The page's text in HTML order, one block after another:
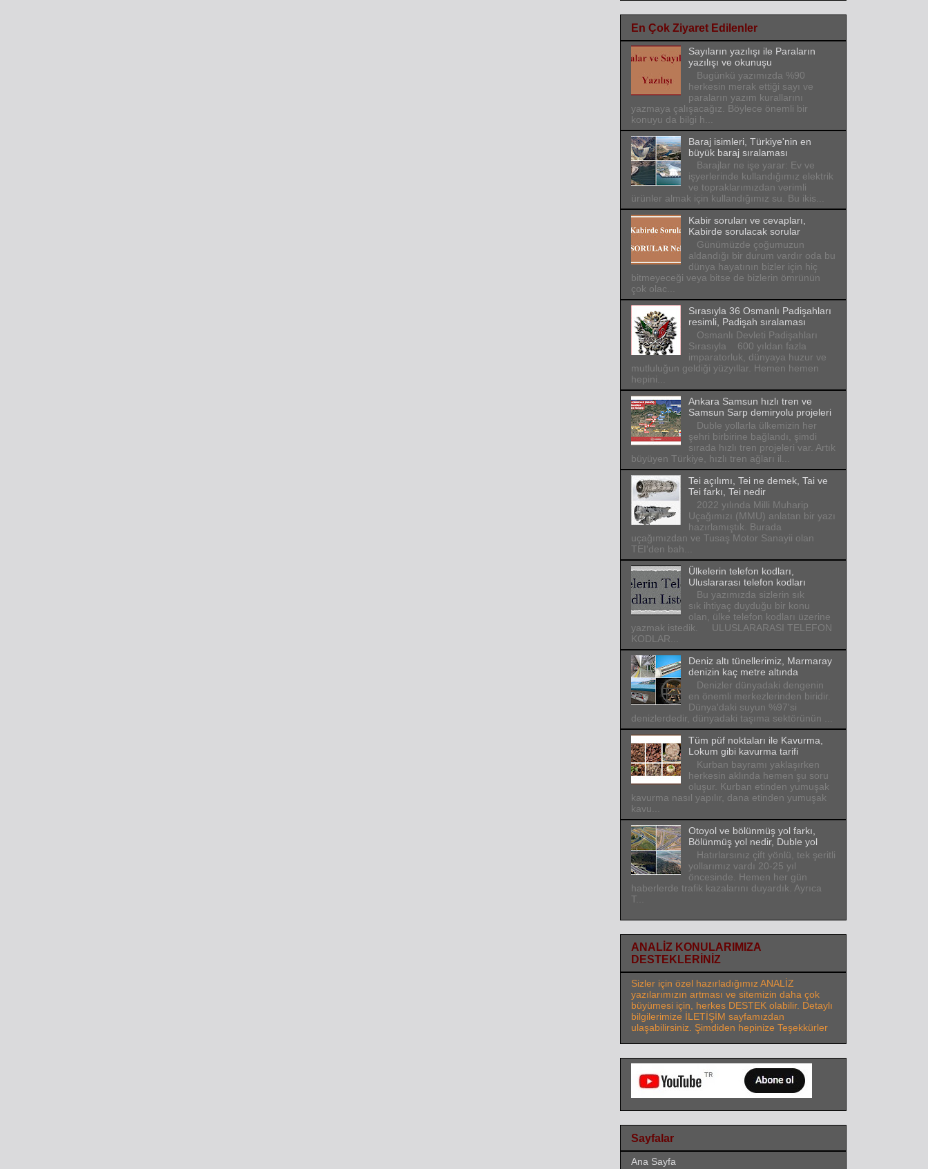
En Çok Ziyaret Edilenler
Sayıların yazılışı ile Paraların
yazılışı ve okunuşu
Bugünkü yazımızda %90
herkesin merak ettiği sayı ve
paraların yazım kurallarını
yazmaya çalışacağız. Böylece önemli bir
konuyu da bilgi h...
Baraj isimleri, Türkiye'nin en
büyük baraj sıralaması
Barajlar ne işe yarar: Ev ve
işyerlerinde kullandığımız elektrik
ve topraklarımızdan verimli
ürünler almak için kullandığımız su. Bu ikis...
Kabir soruları ve cevapları,
Kabirde sorulacak sorular
Günümüzde çoğumuzun
aldandığı bir durum vardır oda bu
dünya hayatının bizler için hiç
bitmeyeceği veya bitse de bizlerin ömrünün
çok olac...
Sırasıyla 36 Osmanlı Padişahları
resimli, Padişah sıralaması
Osmanlı Devleti Padişahları
Sırasıyla 600 yıldan fazla
imparatorluk, dünyaya huzur ve
mutluluğun geldiği yüzyıllar. Hemen hemen
hepini...
Ankara Samsun hızlı tren ve
Samsun Sarp demiryolu projeleri
Duble yollarla ülkemizin her
şehri birbirine bağlandı, şimdi
sırada hızlı tren projeleri var. Artık
büyüyen Türkiye, hızlı tren ağları il...
Tei açılımı, Tei ne demek, Tai ve
Tei farkı, Tei nedir
2022 yılında Milli Muharip
Uçağımızı (MMU) anlatan bir yazı
hazırlamıştık. Burada
uçağımızdan ve Tusaş Motor Sanayii olan
TEI'den bah...
Ülkelerin telefon kodları,
Uluslararası telefon kodları
Bu yazımızda sizlerin sık
sık ihtiyaç duyduğu bir konu
olan, ülke telefon kodları üzerine
yazmak istedik. ULUSLARARASI TELEFON
KODLAR...
Deniz altı tünellerimiz, Marmaray
denizin kaç metre altında
Denizler dünyadaki dengenin
en önemli merkezlerinden biridir.
Dünya'daki suyun %97'si
denizlerdedir, dünyadaki taşıma sektörünün ...
Tüm püf noktaları ile Kavurma,
Lokum gibi kavurma tarifi
Kurban bayramı yaklaşırken
herkesin aklında hemen şu soru
oluşur. Kurban etinden yumuşak
kavurma nasıl yapılır, dana etinden yumuşak
kavu...
Otoyol ve bölünmüş yol farkı,
Bölünmüş yol nedir, Duble yol
Hatırlarsınız çift yönlü, tek şeritli
yollarımız vardı 20-25 yıl
öncesinde. Hemen her gün
haberlerde trafik kazalarını duyardık. Ayrıca
T...
ANALİZ KONULARIMIZA
DESTEKLERİNİZ
Sizler için özel hazırladığımız ANALİZ
yazılarımızın artması ve sitemizin daha çok
büyümesi için, herkes DESTEK olabilir. Detaylı
bilgilerimize İLETİŞİM sayfamızdan
ulaşabilirsiniz. Şimdiden hepinize Teşekkürler
Sayfalar
Ana Sayfa